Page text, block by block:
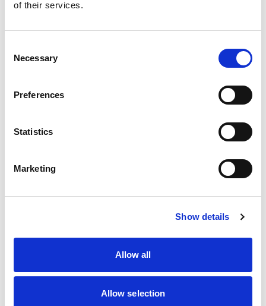
of their services.
Selection
Necessary
Preferences
Statistics
Marketing
Show details
Allow all
Allow selection
Schnelle Schadenabwicklung
eliminiert Wartezeiten und Telefonate.
RONYA analysiert Schadenmuster: Welche Fahrzeuge
Lückenlose Schadenshistorie